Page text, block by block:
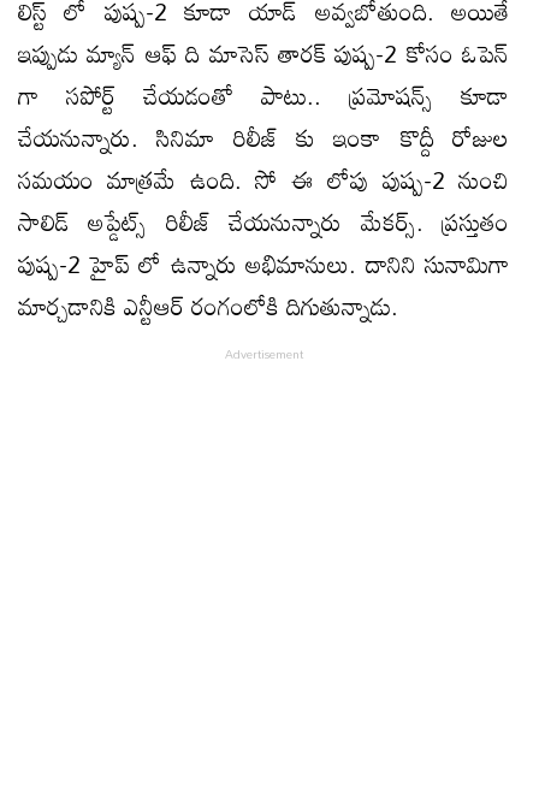
లిస్ట్ లో పుష్ప-2 కూడా యాడ్ అవ్వబోతుంది. అయితే
ఇప్పుడు మ్యాన్ ఆఫ్ ది మాసెస్ తారక్ పుష్ప-2 కోసం ఓపెన్
గా సపోర్ట్ చేయడంతో పాటు.. ప్రమోషన్స్ కూడా
చేయనున్నారు. సినిమా రిలీజ్ కు ఇంకా కొద్దీ రోజుల
సమయం మాత్రమే ఉంది. సో ఈ లోపు పుష్ప-2 నుంచి
సాలిడ్ అప్డేట్స్ రిలీజ్ చేయనున్నారు మేకర్స్. ప్రస్తుతం
పుష్ప-2 హైప్ లో ఉన్నారు అభిమానులు. దానిని సునామిగా
మార్చడానికి ఎన్టీఆర్ రంగంలోకి దిగుతున్నాడు.